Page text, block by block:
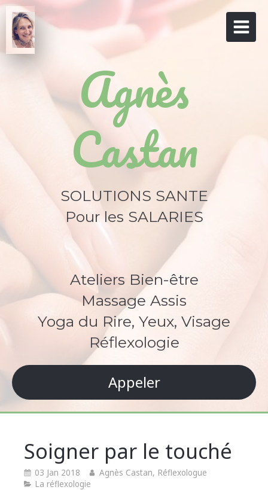
Agnès
Castan
SOLUTIONS SANTE
Pour les SALARIES
Ateliers Bien-être
Massage Assis
Yoga du Rire, Yeux, Visage
Réflexologie
Appeler
Soigner par le touché
03 Jan 2018
Agnès Castan, Réflexologue
La réflexologie